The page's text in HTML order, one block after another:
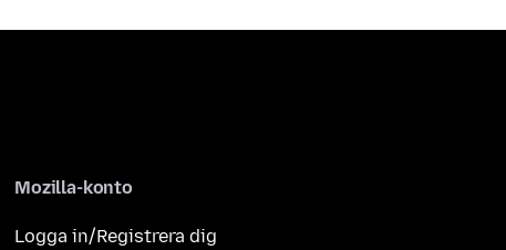
Mozilla-konto
Logga in/Registrera dig